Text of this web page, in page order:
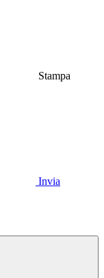
Stampa
Invia